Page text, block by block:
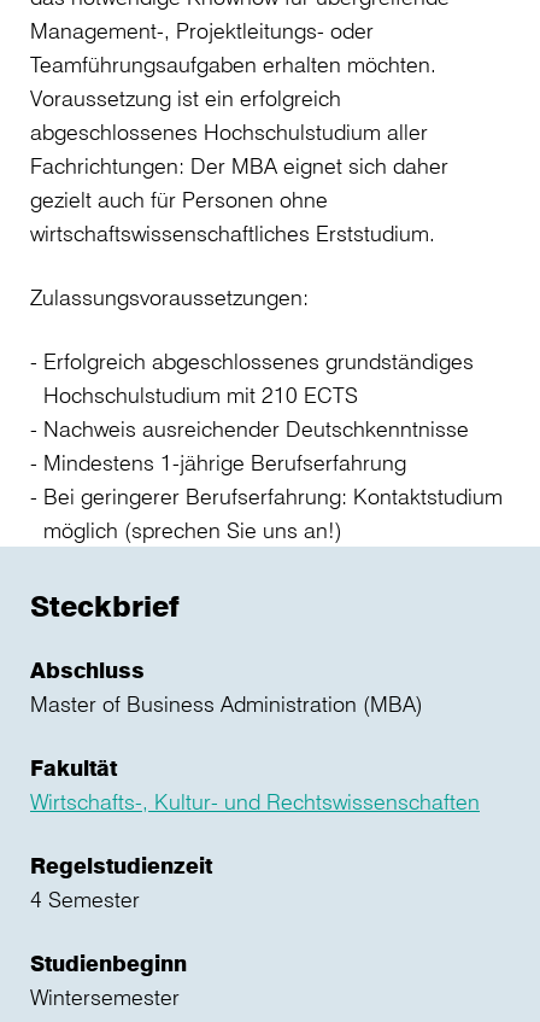
Management-, Projektleitungs- oder
Teamführungsaufgaben erhalten möchten.
Voraussetzung ist ein erfolgreich
abgeschlossenes Hochschulstudium aller
Fachrichtungen: Der MBA eignet sich daher
gezielt auch für Personen ohne
wirtschaftswissenschaftliches Erststudium.
Zulassungsvoraussetzungen:
Erfolgreich abgeschlossenes grundständiges
Hochschulstudium mit 210 ECTS
Nachweis ausreichender Deutschkenntnisse
Mindestens 1-jährige Berufserfahrung
Bei geringerer Berufserfahrung: Kontaktstudium
möglich (sprechen Sie uns an!)
Steckbrief
Abschluss
Master of Business Administration (MBA)
Fakultät
Wirtschafts-, Kultur- und Rechtswissenschaften
Regelstudienzeit
4 Semester
Studienbeginn
Wintersemester